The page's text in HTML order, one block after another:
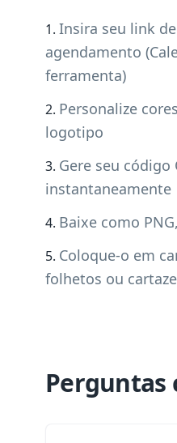
Insira seu link
agendamento
ferramenta)
Personalize
logotipo
Gere seu código
instantaneamente
Baixe como
Coloque-o em
folhetos ou
Perguntas